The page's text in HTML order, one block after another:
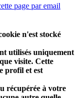
n'est stocké
utilisés uniquement
visite. Cette
profil et est
récupérée à votre